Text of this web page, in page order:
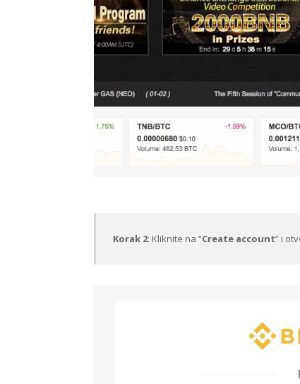
Korak 2: Kliknite na “Create account” i